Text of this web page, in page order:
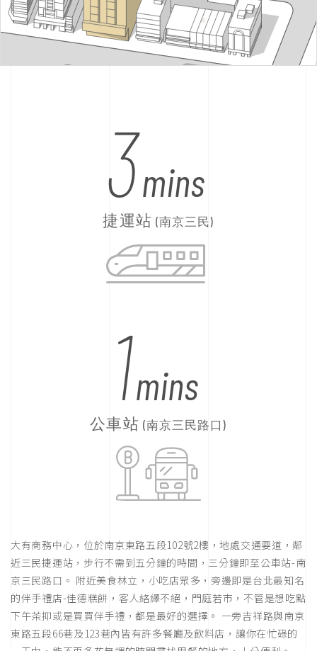
3mins
捷運站 (南京三民)
1mins
公車站 (南京三民路口)
大有商務中心，位於南京東路五段102號2樓，地處交通要道，鄰
近三民捷運站，步行不需到五分鐘的時間，三分鐘即至公車站-南
京三民路口。 附近美食林立，小吃店眾多，旁邊即是台北最知名
的伴手禮店-佳德糕餅，客人絡繹不絕，門庭若市，不管是想吃點
下午茶抑或是買買伴手禮，都是最好的選擇。 一旁吉祥路與南京
東路五段66巷及123巷內皆有許多餐廳及飲料店，讓你在忙碌的